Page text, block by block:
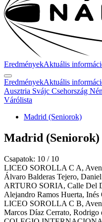
EredményekAktuális
EredményekAktuális
Ausztria Svájc Csehország
Várólista
Madrid (Seniorok)
Madrid (Seniorok)
Csapatok: 10 / 10
LICEO SOROLLA C A,
Álvaro Balderas Tejero,
ARTURO SORIA, Calle Del
Alejandro Ramos Huerta,
LICEO SOROLLA C B,
Marcos Díaz Cerrato, Rodrigo